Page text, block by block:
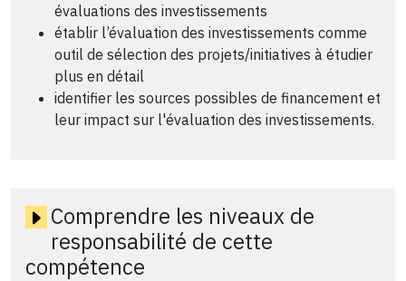
évaluations des investissements
établir l’évaluation des investissements comme
outil de sélection des projets/initiatives à étudier
plus en détail
identifier les sources possibles de financement et
leur impact sur l'évaluation des investissements.
Comprendre les niveaux de
responsabilité de cette
compétence